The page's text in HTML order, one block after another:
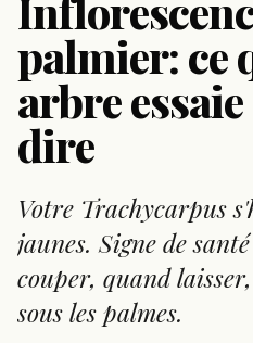
palmier: ce
arbre
dire
Votre Trachycarpus
jaunes. Signe de
couper, quand
sous les palmes.